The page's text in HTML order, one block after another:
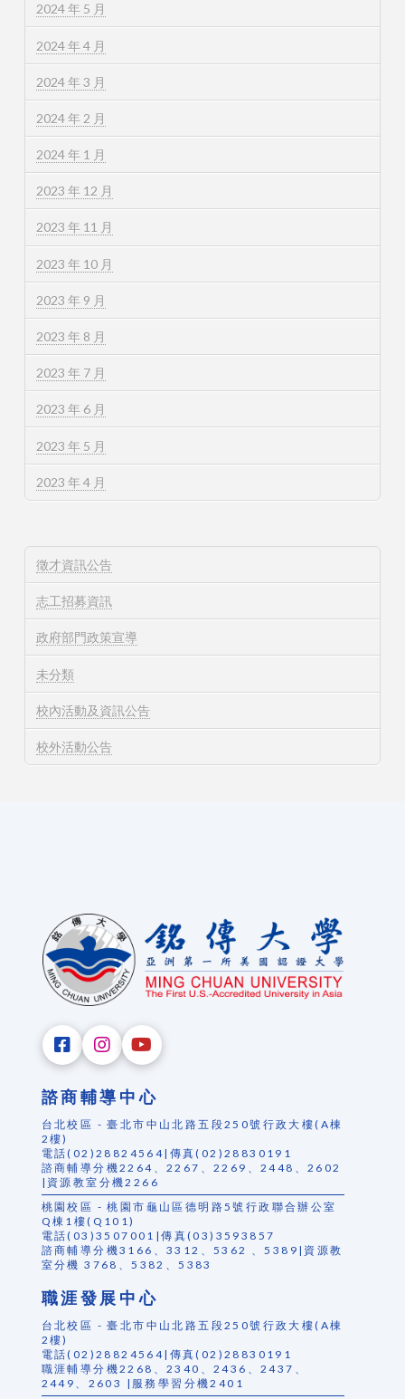
2024 年 5 月
2024 年 4 月
2024 年 3 月
2024 年 2 月
2024 年 1 月
2023 年 12 月
2023 年 11 月
2023 年 10 月
2023 年 9 月
2023 年 8 月
2023 年 7 月
2023 年 6 月
2023 年 5 月
2023 年 4 月
徵才資訊公告
志工招募資訊
政府部門政策宣導
未分類
校內活動及資訊公告
校外活動公告
諮商輔導中心
台北校區 - 臺北市中山北路五段250號行政大樓(A棟
2樓)
電話(02)28824564|傳真(02)28830191
諮商輔導分機2264、2267、2269、2448、2602
|資源教室分機2266
桃園校區 - 桃園市龜山區德明路5號行政聯合辦公室
Q棟1樓(Q101)
電話(03)3507001|傳真(03)3593857
諮商輔導分機3166、3312、5362 、5389|資源教
室分機 3768、5382、5383
職涯發展中心
台北校區 - 臺北市中山北路五段250號行政大樓(A棟
2樓)
電話(02)28824564|傳真(02)28830191
職涯輔導分機2268、2340、2436、2437、
2449、2603 |服務學習分機2401